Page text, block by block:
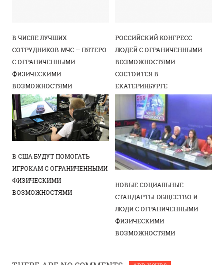
В ЧИСЛЕ ЛУЧШИХ
СОТРУДНИКОВ МЧС — ПЯТЕРО
С ОГРАНИЧЕННЫМИ
ФИЗИЧЕСКИМИ
ВОЗМОЖНОСТЯМИ
РОССИЙСКИЙ КОНГРЕСС
ЛЮДЕЙ С ОГРАНИЧЕННЫМИ
ВОЗМОЖНОСТЯМИ
СОСТОИТСЯ В
ЕКАТЕРИНБУРГЕ
В США БУДУТ ПОМОГАТЬ
ИГРОКАМ С ОГРАНИЧЕННЫМИ
ФИЗИЧЕСКИМИ
ВОЗМОЖНОСТЯМИ
НОВЫЕ СОЦИАЛЬНЫЕ
СТАНДАРТЫ: ОБЩЕСТВО И
ЛЮДИ С ОГРАНИЧЕННЫМИ
ФИЗИЧЕСКИМИ
ВОЗМОЖНОСТЯМИ